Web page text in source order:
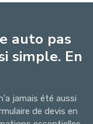
auto pas
simple. En
jamais été aussi
de devis en